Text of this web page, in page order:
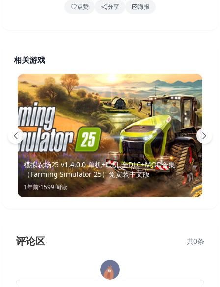
点赞 分享 海报
相关游戏
模拟农场25 v1.4.0.0 单机+联机 全DLC+MOD合集
（Farming Simulator 25）免安装中文版
1年前·1599 阅读
评论区 共0条